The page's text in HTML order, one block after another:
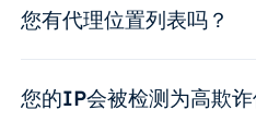
您有代理位置列表吗？
您的IP会被检测为高欺诈